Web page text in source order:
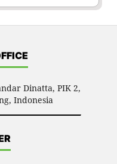
Dinatta, PIK 2,
Indonesia